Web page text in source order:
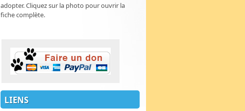
adopter. Cliquez sur la photo pour ouvrir la
fiche complète.
LIENS